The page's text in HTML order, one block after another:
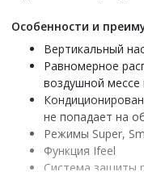
Особенности и
Вертикальный
Равномерное
воздушной
не попадает на
Режимы Super,
Функция Ifeel
Система защиты